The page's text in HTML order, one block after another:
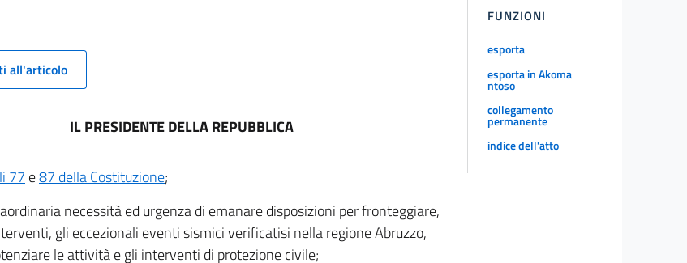
all'articolo
IL PRESIDENTE DELLA REPUBBLICA
77 e87 della Costituzione;
necessità ed urgenza di emanare disposizioni per fronteggiare,
gli eccezionali eventi sismici verificatisi nella regione Abruzzo,
le attività e gli interventi di protezione civile;
FUNZIONI
esporta
esporta in Akoma
ntoso
collegamento
permanente
indice dell'atto